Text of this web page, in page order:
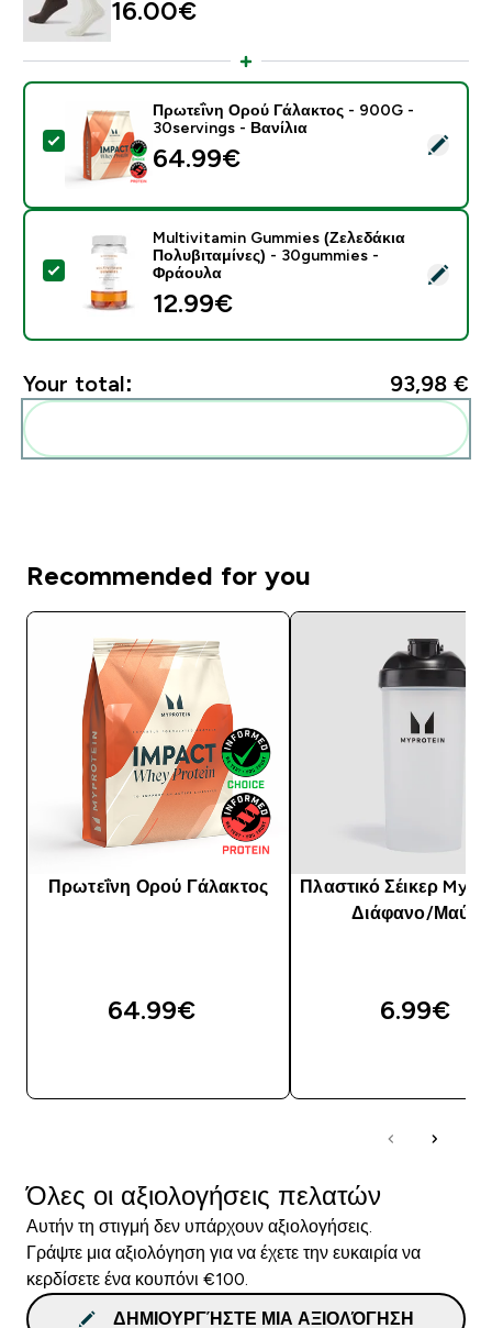
16.00€‎
Select this product - Πρωτεΐνη Ορού Γάλακτος -
Πρωτεΐνη Ορού Γάλακτος - 900G -
30servings - Βανίλια
64.99€‎
Select this product - Multivitamin Gummies
Multivitamin Gummies (Ζελεδάκια
Πολυβιταμίνες) - 30gummies -
Φράουλα
12.99€‎
Your total: 93,98 €‎
Recommended for you
Πρωτεΐνη Ορού Γάλακτος
64.99€‎
Πλαστικό Σέικερ
Διάφανο/Μαύρο
6.99€‎
Όλες οι αξιολογήσεις πελατών
Αυτήν τη στιγμή δεν υπάρχουν αξιολογήσεις.
Γράψτε μια αξιολόγηση για να έχετε την ευκαιρία να
κερδίσετε ένα κουπόνι €100.
ΔΗΜΙΟΥΡΓΉΣΤΕ ΜΙΑ ΑΞΙΟΛΌΓΗΣΗ